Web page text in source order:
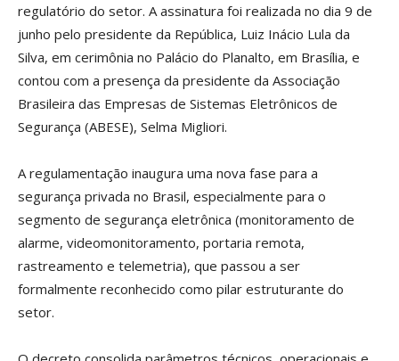
regulatório do setor. A assinatura foi realizada no dia 9 de
junho pelo presidente da República, Luiz Inácio Lula da
Silva, em cerimônia no Palácio do Planalto, em Brasília, e
contou com a presença da presidente da Associação
Brasileira das Empresas de Sistemas Eletrônicos de
Segurança (ABESE), Selma Migliori.
A regulamentação inaugura uma nova fase para a
segurança privada no Brasil, especialmente para o
segmento de segurança eletrônica (monitoramento de
alarme, videomonitoramento, portaria remota,
rastreamento e telemetria), que passou a ser
formalmente reconhecido como pilar estruturante do
setor.